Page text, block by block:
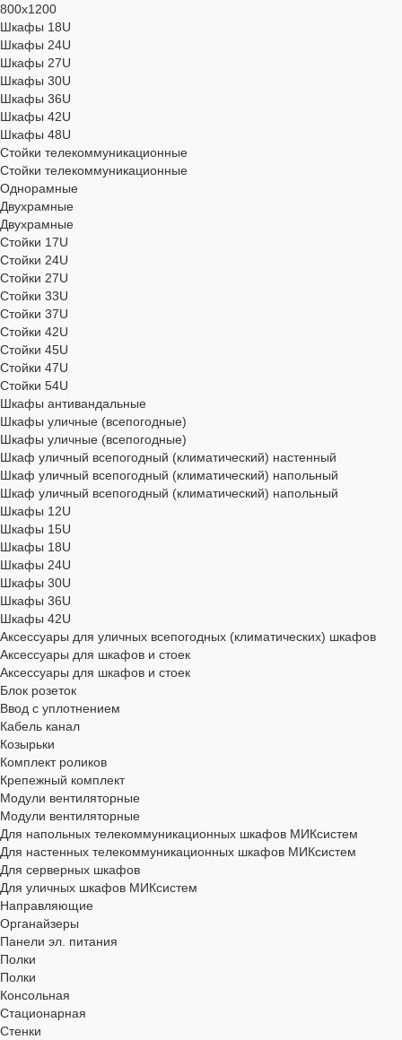
800х1200
Шкафы 18U
Шкафы 24U
Шкафы 27U
Шкафы 30U
Шкафы 36U
Шкафы 42U
Шкафы 48U
Стойки телекоммуникационные
Стойки телекоммуникационные
Однорамные
Двухрамные
Двухрамные
Стойки 17U
Стойки 24U
Стойки 27U
Стойки 33U
Стойки 37U
Стойки 42U
Стойки 45U
Стойки 47U
Стойки 54U
Шкафы антивандальные
Шкафы уличные (всепогодные)
Шкафы уличные (всепогодные)
Шкаф уличный всепогодный (климатический) настенный
Шкаф уличный всепогодный (климатический) напольный
Шкаф уличный всепогодный (климатический) напольный
Шкафы 12U
Шкафы 15U
Шкафы 18U
Шкафы 24U
Шкафы 30U
Шкафы 36U
Шкафы 42U
Аксессуары для уличных всепогодных (климатических) шкафов
Аксессуары для шкафов и стоек
Аксессуары для шкафов и стоек
Блок розеток
Ввод с уплотнением
Кабель канал
Козырьки
Комплект роликов
Крепежный комплект
Модули вентиляторные
Модули вентиляторные
Для напольных телекоммуникационных шкафов МИКсистем
Для настенных телекоммуникационных шкафов МИКсистем
Для серверных шкафов
Для уличных шкафов МИКсистем
Направляющие
Органайзеры
Панели эл. питания
Полки
Полки
Консольная
Стационарная
Стенки